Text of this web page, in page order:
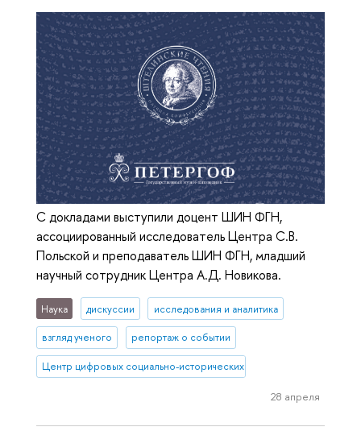
С докладами выступили доцент ШИН ФГН,
ассоциированный исследователь Центра С.В.
Польской и преподаватель ШИН ФГН, младший
научный сотрудник Центра А.Д. Новикова.
Наука дискуссии исследования и аналитика
взгляд ученого репортаж о событии
Центр цифровых социально-исторических исследований
28 апреля